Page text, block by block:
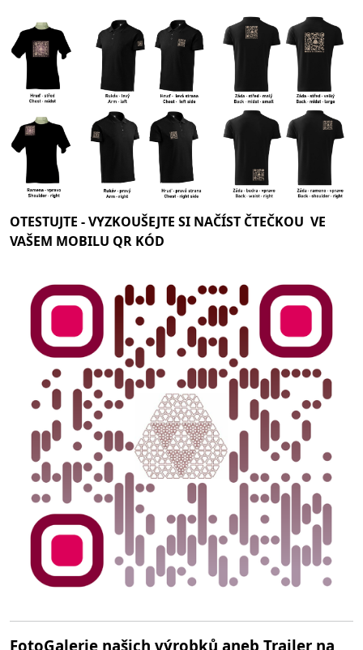
OTESTUJTE -VYZKOUŠEJTE SI NAČÍST ČTEČKOU VE
VAŠEM MOBILU QR KÓD
FotoGalerie našich výrobků aneb Trailer na